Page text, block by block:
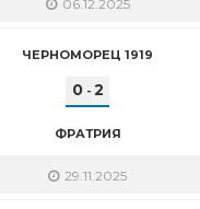
06.12.2025
ЧЕРНОМОРЕЦ 1919
0- 2
ФРАТРИЯ
29.11.2025